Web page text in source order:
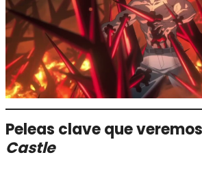
Peleas clave que
Castle